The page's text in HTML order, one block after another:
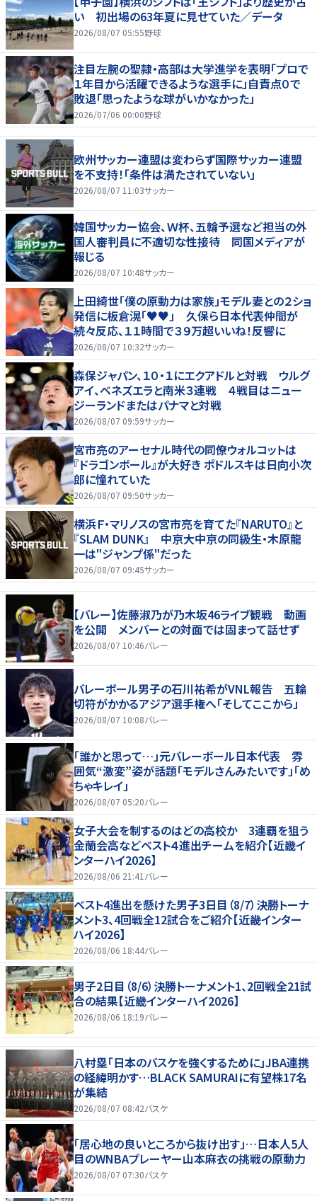
い 初出場の63年夏に見せていた／データ
2026/08/07 05:55野球
注目左腕の聖隷・高部は大学進学を表明「プロで
１年目から活躍できるような選手に」自責点０で
敗退「思ったような球がいかなかった」
2026/07/06 00:00野球
欧州サッカー連盟は変わらず国際サッカー連盟
を不支持！「条件は満たされていない」
2026/08/07 11:03サッカー
韓国サッカー協会、Ｗ杯、五輪予選など担当の外
国人審判員に不適切な性接待 同国メディアが
報じる
2026/08/07 10:48サッカー
上田綺世「僕の原動力は家族」モデル妻との２ショ
発信に板倉滉「♥♥」 久保ら日本代表仲間が
続々反応、１１時間で３９万超いいね！反響に
2026/08/07 10:32サッカー
森保ジャパン、１０・１にエクアドルと対戦 ウルグ
アイ、ベネズエラと南米３連戦 ４戦目はニュー
ジーランドまたはパナマと対戦
2026/08/07 09:59サッカー
宮市亮のアーセナル時代の同僚ウォルコットは
『ドラゴンボール』が大好き ポドルスキは日向小次
郎に憧れていた
2026/08/07 09:50サッカー
横浜Ｆ・マリノスの宮市亮を育てた『NARUTO』と
『SLAM DUNK』 中京大中京の同級生・木原龍
一は"ジャンプ係"だった
2026/08/07 09:45サッカー
【バレー】佐藤淑乃が乃木坂46ライブ観戦 動画
を公開 メンバーとの対面では固まって話せず
2026/08/07 10:46バレー
バレーボール男子の石川祐希がVNL報告 五輪
切符がかかるアジア選手権へ「そしてここから」
2026/08/07 10:08バレー
「誰かと思って…」元バレーボール日本代表 雰
囲気“激変”姿が話題「モデルさんみたいです」「め
ちゃキレイ」
2026/08/07 05:20バレー
女子大会を制するのはどの高校か 3連覇を狙う
金蘭会高などベスト４進出チームを紹介【近畿イ
ンターハイ2026】
2026/08/06 21:41 バレー
ベスト4進出を懸けた男子3日目（8/7）決勝トーナ
メント3、4回戦全12試合をご紹介【近畿インター
ハイ2026】
2026/08/06 18:44バレー
男子2日目（8/6）決勝トーナメント1、2回戦全21試
合の結果【近畿インターハイ2026】
2026/08/06 18:19バレー
八村塁「日本のバスケを強くするために」JBA連携
の経緯明かす…BLACK SAMURAIに有望株17名
が集結
2026/08/07 08:42バスケ
「居心地の良いところから抜け出す」…日本人5人
目のWNBAプレーヤー山本麻衣の挑戦の原動力
2026/08/07 07:30バスケ